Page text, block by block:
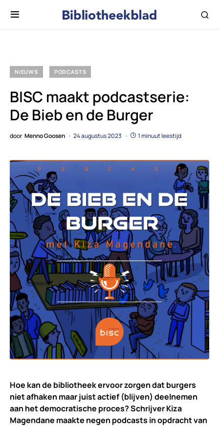
NIEUWS PODCASTS
BISC maakt podcastserie:
De Bieb en de Burger
door Menno Goosen 24 augustus 2023 1 minuut leestijd
Hoe kan de bibliotheek ervoor zorgen dat burgers
niet afhaken maar juist actief (blijven) deelnemen
aan het democratische proces? Schrijver Kiza
Magendane maakte negen podcasts in opdracht van